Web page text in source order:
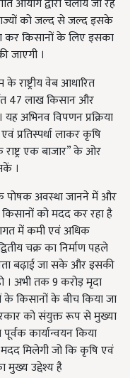
आयोग द्वारा चलाये जा रहे
को जल्द से जल्द इसके
कर किसानों के लिए इसका
जाएगी ।
राष्ट्रीय वेब आधारित
47 लाख किसान और
अभिनव विपणन प्रक्रिया
प्रतिस्पर्धा लाकर कृषि
एक बाजार” के ओर
।
पोषक अवस्था जानने में और
को मदद कर रहा है
में कमी एवं अधिक
चक्र का निर्माण पहले
बढ़ाई जा सके और इसकी
। अभी तक 9 करोड़ मृदा
के किसानों के बीच किया जा
को संयुक्त रूप से मुख्या
कार्यान्वयन किया
मिलेगी जो कि कृषि एवं
मुख्य उद्देश्य है